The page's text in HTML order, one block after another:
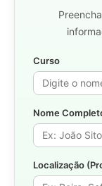
Curso
Nome
Localização